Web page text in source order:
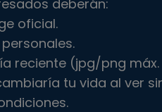
deberán:
oficial.
reciente (jpg/png máx.
tu vida al ver